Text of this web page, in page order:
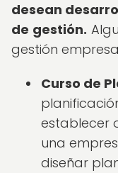
desean
de gestión.
gestión
Curso de
establecer
una
diseñar